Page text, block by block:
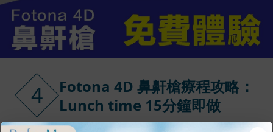
4
Fotona 4D 鼻鼾槍療程攻略：
Lunch time 15分鐘即做